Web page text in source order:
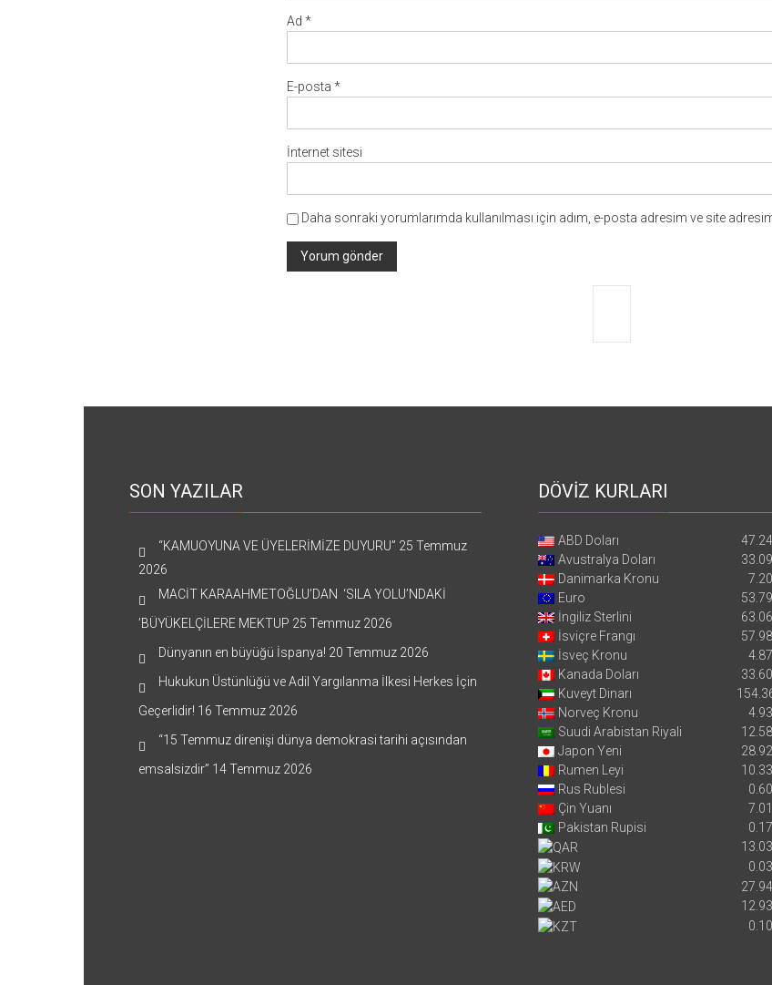
Ad *
E-posta *
İnternet sitesi
Daha sonraki yorumlarımda kullanılması için adım, e-posta adresim ve site
SON YAZILAR
“KAMUOYUNA VE ÜYELERİMİZE DUYURU” 25 Temmuz
2026
MACİT KARAAHMETOĞLU’DAN ‘SILA YOLU’NDAKİ
’BÜYÜKELÇİLERE MEKTUP 25 Temmuz 2026
Dünyanın en büyüğü İspanya! 20 Temmuz 2026
Hukukun Üstünlüğü ve Adil Yargılanma İlkesi Herkes İçin
Geçerlidir! 16 Temmuz 2026
“15 Temmuz direnişi dünya demokrasi tarihi açısından
emsalsizdir” 14 Temmuz 2026
DÖVİZ KURLARI
ABD Doları
Avustralya Doları
Danimarka Kronu
Euro
İngiliz Sterlini
İsviçre Frangı
İsveç Kronu
Kanada Doları
Kuveyt Dinarı
Norveç Kronu
Suudi Arabistan Riyali
Japon Yeni
Rumen Leyi
Rus Rublesi
Çin Yuanı
Pakistan Rupisi